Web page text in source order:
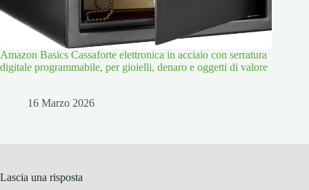
Amazon Basics Cassaforte elettronica in acciaio con serratura
digitale programmabile, per gioielli, denaro e oggetti di valore
16 Marzo 2026
Lascia una risposta